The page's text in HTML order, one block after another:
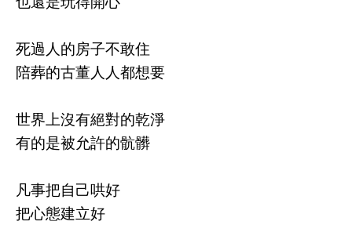
死過人的房子不敢住
陪葬的古董人人都想要
世界上沒有絕對的乾淨
有的是被允許的骯髒
凡事把自己哄好
把心態建立好